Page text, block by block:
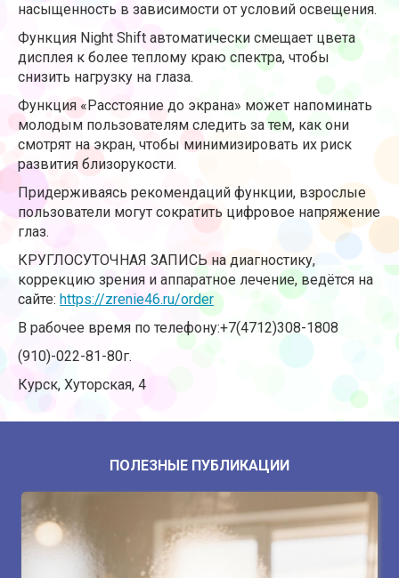
насыщенность в зависимости от условий освещения.
Функция Night Shift автоматически смещает цвета
дисплея к более теплому краю спектра, чтобы
снизить нагрузку на глаза.
Функция «Расстояние до экрана» может напоминать
молодым пользователям следить за тем, как они
смотрят на экран, чтобы минимизировать их риск
развития близорукости.
Придерживаясь рекомендаций функции, взрослые
пользователи могут сократить цифровое напряжение
глаз.
КРУГЛОСУТОЧНАЯ ЗАПИСЬ на диагностику,
коррекцию зрения и аппаратное лечение, ведётся на
сайте: https://zrenie46.ru/order
В рабочее время по телефону:+7(4712)308-1808
(910)-022-81-80г.
Курск, Хуторская, 4
ПОЛЕЗНЫЕ ПУБЛИКАЦИИ